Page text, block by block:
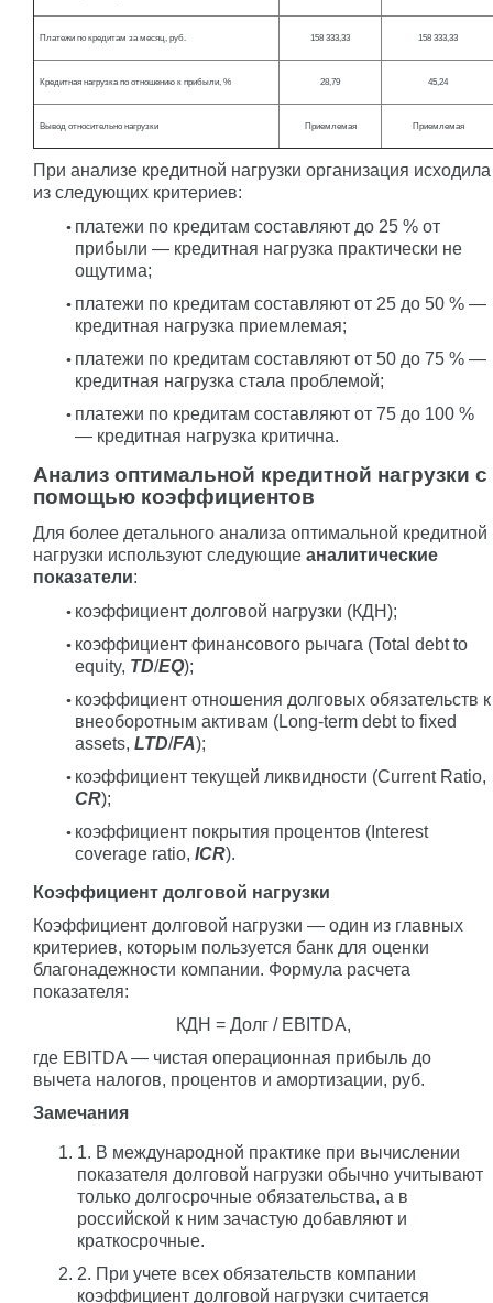
Платежи по кредитам за месяц, руб. 158 333,33 158 333,33
Кредитная нагрузка по отношению к прибыли, % 28,79 45,24
Вывод относительно нагрузки Приемлемая Приемлемая
При анализе кредитной нагрузки организация исходила
из следующих критериев:
платежи по кредитам составляют до 25 % от
прибыли — кредитная нагрузка практически не
ощутима;
платежи по кредитам составляют от 25 до 50 % —
кредитная нагрузка приемлемая;
платежи по кредитам составляют от 50 до 75 % —
кредитная нагрузка стала проблемой;
платежи по кредитам составляют от 75 до 100 %
— кредитная нагрузка критична.
Анализ оптимальной кредитной нагрузки с
помощью коэффициентов
Для более детального анализа оптимальной кредитной
нагрузки используют следующие аналитические
показатели:
коэффициент долговой нагрузки (КДН);
коэффициент финансового рычага (Total debt to
equity, TD/EQ);
коэффициент отношения долговых обязательств к
внеоборотным активам (Long-term debt to fixed
assets, LTD/FA);
коэффициент текущей ликвидности (Current Ratio,
CR);
коэффициент покрытия процентов (Interest
coverage ratio, ICR).
Коэффициент долговой нагрузки
Коэффициент долговой нагрузки — один из главных
критериев, которым пользуется банк для оценки
благонадежности компании. Формула расчета
показателя:
КДН = Долг / EBITDA,
где EBITDA — чистая операционная прибыль до
вычета налогов, процентов и амортизации, руб.
Замечания
1. В международной практике при вычислении
показателя долговой нагрузки обычно учитывают
только долгосрочные обязательства, а в
российской к ним зачастую добавляют и
краткосрочные.
2. При учете всех обязательств компании
коэффициент долговой нагрузки считается